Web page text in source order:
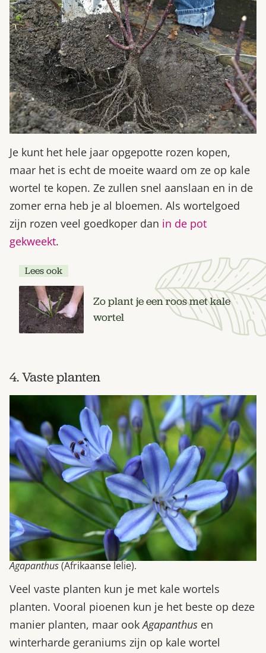
Je kunt het hele jaar opgepotte rozen kopen,
maar het is echt de moeite waard om ze op kale
wortel te kopen. Ze zullen snel aanslaan en in de
zomer erna heb je al bloemen. Als wortelgoed
zijn rozen veel goedkoper dan in de pot
gekweekt.
Lees ook
Zo plant je een roos met kale
wortel
4. Vaste planten
Agapanthus(Afrikaanse lelie).
Veel vaste planten kun je met kale wortels
planten. Vooral pioenen kun je het beste op deze
manier planten, maar ookAgapanthus en
winterharde geraniums zijn op kale wortel